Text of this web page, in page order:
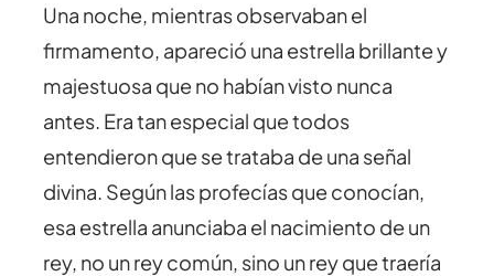
Una noche, mientras observaban el
firmamento, apareció una estrella brillante y
majestuosa que no habían visto nunca
antes. Era tan especial que todos
entendieron que se trataba de una señal
divina. Según las profecías que conocían,
esa estrella anunciaba el nacimiento de un
rey, no un rey común, sino un rey que traería